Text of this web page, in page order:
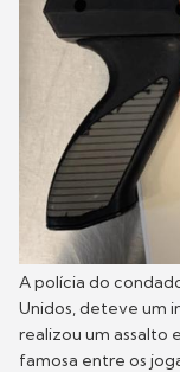
A polícia do
Unidos, deteve um
realizou um assalto
famosa entre os